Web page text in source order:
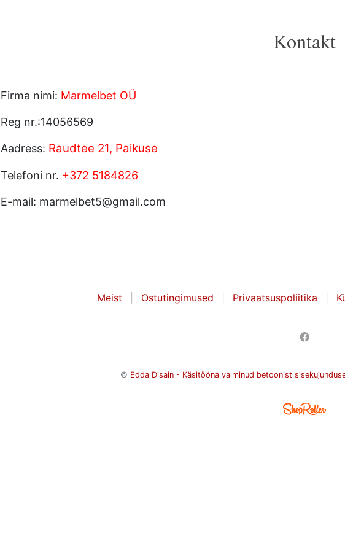
Kontakt
Firma nimi: Marmelbet OÜ
Reg nr.:14056569
Aadress: Raudtee 21, Paikuse
Telefoni nr. +372 5184826
E-mail: marmelbet5@gmail.com
Meist Ostutingimused Privaatsuspoliitika
© Edda Disain - Käsitööna valminud betoonist